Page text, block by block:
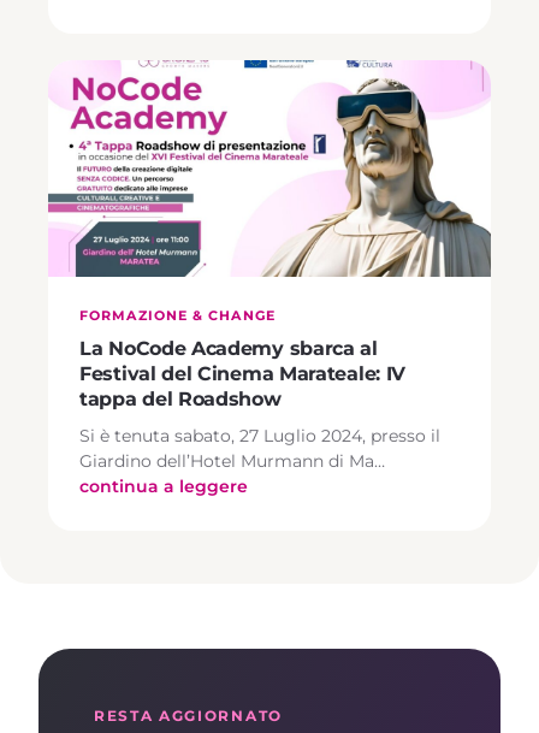
FORMAZIONE & CHANGE
La NoCode Academy sbarca al
Festival del Cinema Marateale: IV
tappa del Roadshow
Si è tenuta sabato, 27 Luglio 2024, presso il
Giardino dell’Hotel Murmann di Ma…
continua a leggere
RESTA AGGIORNATO